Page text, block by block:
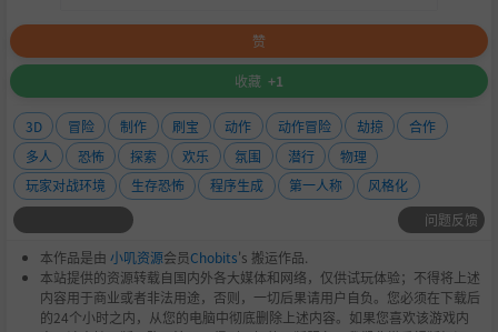
赞
收藏 +1
3D 冒险 制作 刷宝 动作 动作冒险 劫掠
合作
多人
恐怖 探索 欢乐 氛围 潜行
物理
玩家对战环境
生存恐怖 程序生成 第一人称
风格化
问题反馈
本作品是由 小叽资源会员Chobits's 搬运作品.
本站提供的资源转载自国内外各大媒体和网络，仅供试玩体验；不得将上述
内容用于商业或者非法用途，否则，一切后果请用户自负。您必须在下载后
的24个小时之内，从您的电脑中彻底删除上述内容。如果您喜欢该游戏内